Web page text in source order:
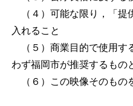
（４）可能な限り，「提
入れること
（５）商業目的で使用す
わず福岡市が推奨するもの
（６）この映像そのもの